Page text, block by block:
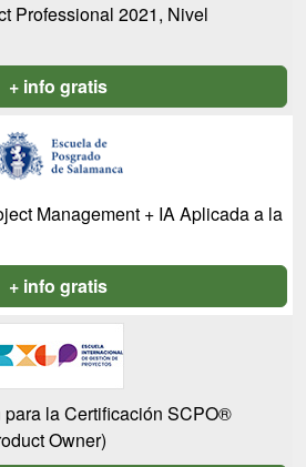
Professional 2021, Nivel
+ info gratis
Management + IA Aplicada a la
+ info gratis
la Certificación SCPO®
Owner)